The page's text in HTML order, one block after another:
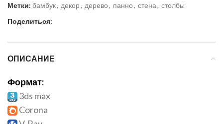
Метки: бамбук, декор, дерево, панно, стена, столбы
Поделиться:
ОПИСАНИЕ
Формат:
3ds max
Corona